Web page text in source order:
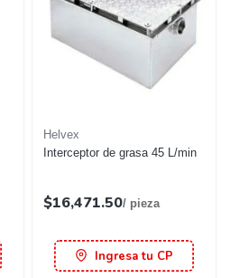
Helvex
Interceptor de grasa 45 L/min
$16,471.50/ pieza
Ingresa tu CP